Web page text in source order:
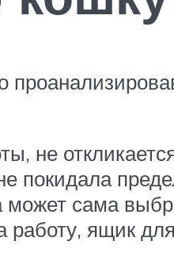
не
покидала
может сама
ящик